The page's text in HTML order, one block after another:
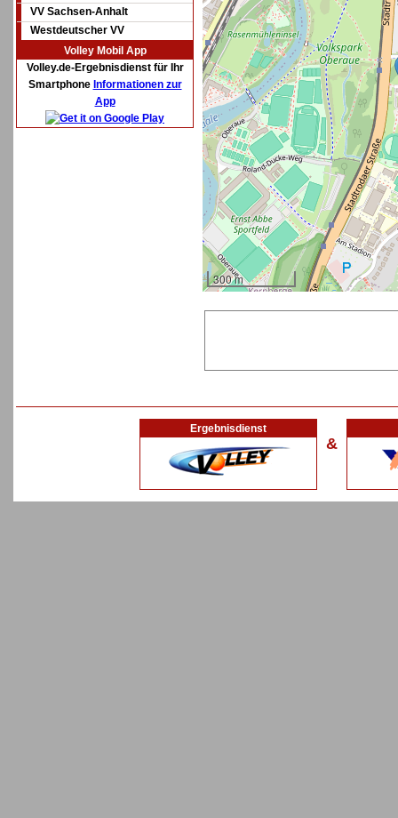
VV Sachsen-Anhalt
Westdeutscher VV
Volley Mobil App
Volley.de-Ergebnisdienst für Ihr
Smartphone Informationen zur
App
300 m
Ergebnisdienst
&